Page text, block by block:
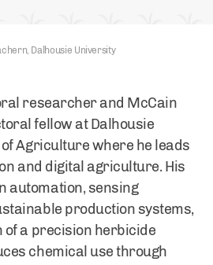
Dalhousie University
researcher and McCain
fellow at Dalhousie
of Agriculture where he leads
and digital agriculture. His
automation, sensing
production systems,
of a precision herbicide
chemical use through